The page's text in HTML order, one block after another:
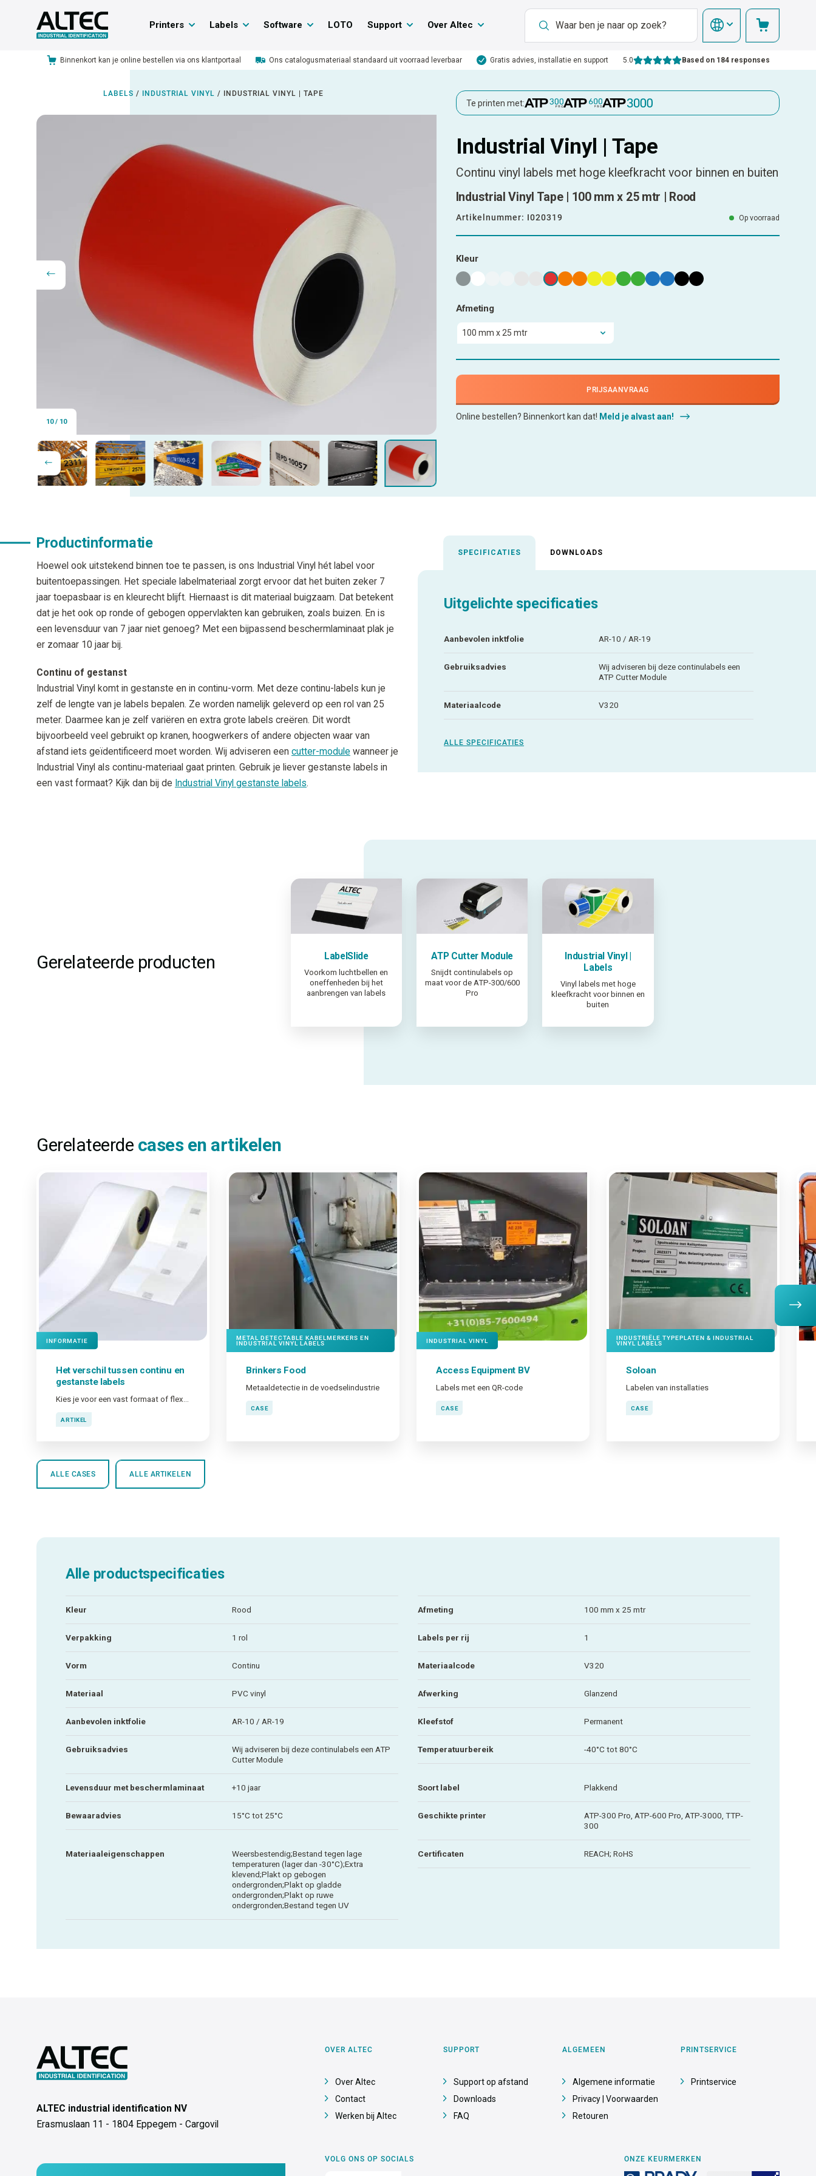
Printers Labels Software LOTO Support Over Altec
Binnenkort kan je online bestellen via ons klantportaal Ons catalogusmateriaal standaard uit voorraad leverbaar Gratis advies, installatie en support 5.0 Based on 184 responses
LABELS / INDUSTRIAL VINYL / INDUSTRIAL VINYL | TAPE
10/ 10
Te printen met:
Industrial Vinyl | Tape
Continu vinyl labels met hoge kleefkracht voor binnen en buiten
Industrial Vinyl Tape | 100 mm x 25 mtr | Rood
Artikelnummer: I020319 Op voorraad
Kleur
Afmeting
PRIJSAANVRAAG
Online bestellen? Binnenkort kan dat! Meld je alvast aan!
Productinformatie
Hoewel ook uitstekend binnen toe te passen, is ons Industrial Vinyl hét label voor
buitentoepassingen. Het speciale labelmateriaal zorgt ervoor dat het buiten zeker 7
jaar toepasbaar is en kleurecht blijft. Hiernaast is dit materiaal buigzaam. Dat betekent
dat je het ook op ronde of gebogen oppervlakten kan gebruiken, zoals buizen. En is
een levensduur van 7 jaar niet genoeg? Met een bijpassend beschermlaminaat plak je
er zomaar 10 jaar bij.
Continu of gestanst
Industrial Vinyl komt in gestanste en in continu-vorm. Met deze continu-labels kun je
zelf de lengte van je labels bepalen. Ze worden namelijk geleverd op een rol van 25
meter. Daarmee kan je zelf variëren en extra grote labels creëren. Dit wordt
bijvoorbeeld veel gebruikt op kranen, hoogwerkers of andere objecten waar van
afstand iets geïdentificeerd moet worden. Wij adviseren een cutter-module wanneer je
Industrial Vinyl als continu-materiaal gaat printen. Gebruik je liever gestanste labels in
een vast formaat? Kijk dan bij de Industrial Vinyl gestanste labels.
SPECIFICATIES DOWNLOADS
Uitgelichte specificaties
Aanbevolen inktfolie AR-10 / AR-19
Gebruiksadvies
Wij adviseren bij deze continulabels een
ATP Cutter Module
Materiaalcode V320
ALLE SPECIFICATIES
Gerelateerde producten LabelSlide
Voorkom luchtbellen en
oneffenheden bij het
aanbrengen van labels
ATP Cutter Module
Snijdt continulabels op
maat voor de ATP-300/600
Pro
Industrial Vinyl |
Labels
Vinyl labels met hoge
kleefkracht voor binnen en
buiten
Gerelateerde cases en artikelen
INFORMATIE
Het verschil tussen continu en
gestanste labels
ARTIKEL
METAL DETECTABLE KABELMERKERS EN
INDUSTRIAL VINYL LABELS
Brinkers Food
Metaaldetectie in de voedselindustrie
CASE
INDUSTRIAL VINYL
Access Equipment BV
Labels met een QR-code
CASE
INDUSTRIËLE TYPEPLATEN & INDUSTRIAL
VINYL LABELS
Soloan
Labelen van installaties
CASE
ALLE CASES ALLE ARTIKELEN
Alle productspecificaties
Kleur Rood Afmeting 100 mm x 25 mtr
Verpakking 1 rol Labels per rij 1
Vorm Continu Materiaalcode V320
Materiaal PVC vinyl Afwerking Glanzend
Aanbevolen inktfolie AR-10 / AR-19 Kleefstof Permanent
Gebruiksadvies
Wij adviseren bij deze continulabels een ATP
Cutter Module
Temperatuurbereik -40°C tot 80°C
Levensduur met beschermlaminaat +10 jaar Soort label Plakkend
Bewaaradvies 15°C tot 25°C Geschikte printer
ATP-300 Pro, ATP-600 Pro, ATP-3000, TTP-
300
Materiaaleigenschappen
Weersbestendig;Bestand tegen lage
temperaturen (lager dan -30°C);Extra
klevend;Plakt op gebogen
ondergronden;Plakt op gladde
ondergronden;Plakt op ruwe
ondergronden;Bestand tegen UV
Certificaten REACH; RoHS
ALTEC industrial identification NV
Erasmuslaan 11 - 1804 Eppegem - Cargovil
OVER ALTEC
Over Altec
Contact
Werken bij Altec
SUPPORT
Support op afstand
Downloads
FAQ
ALGEMEEN
Algemene informatie
Privacy | Voorwaarden
Retouren
PRINTSERVICE
Printservice
VOLG ONS OP SOCIALS ONZE KEURMERKEN